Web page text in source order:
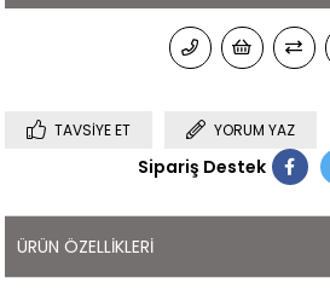
TAVSIYE ET YORUM YAZ
Sipariş Destek
ÜRÜN ÖZELLIKLERI